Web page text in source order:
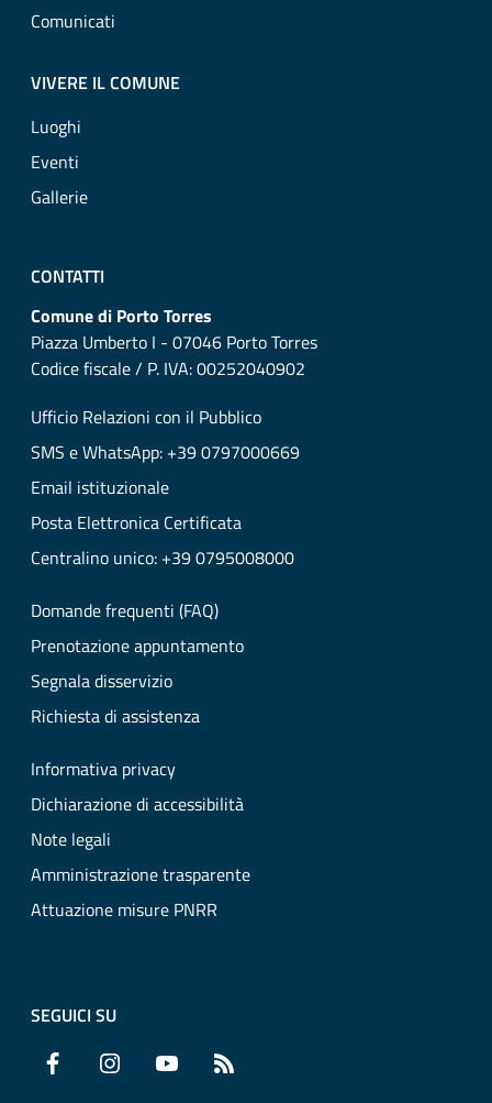
Comunicati
VIVERE IL COMUNE
Luoghi
Eventi
Gallerie
CONTATTI
Comune di Porto Torres
Piazza Umberto I - 07046 Porto Torres
Codice fiscale / P. IVA: 00252040902
Ufficio Relazioni con il Pubblico
SMS e WhatsApp: +39 0797000669
Email istituzionale
Posta Elettronica Certificata
Centralino unico: +39 0795008000
Domande frequenti (FAQ)
Prenotazione appuntamento
Segnala disservizio
Richiesta di assistenza
Informativa privacy
Dichiarazione di accessibilità
Note legali
Amministrazione trasparente
Attuazione misure PNRR
SEGUICI SU
Facebook Instagram YouTube